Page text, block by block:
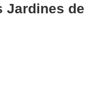
Jardines de